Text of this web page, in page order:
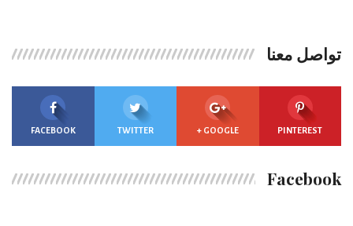
تواصل معنا
FACEBOOK TWITTER GOOGLE + PINTEREST
Facebook